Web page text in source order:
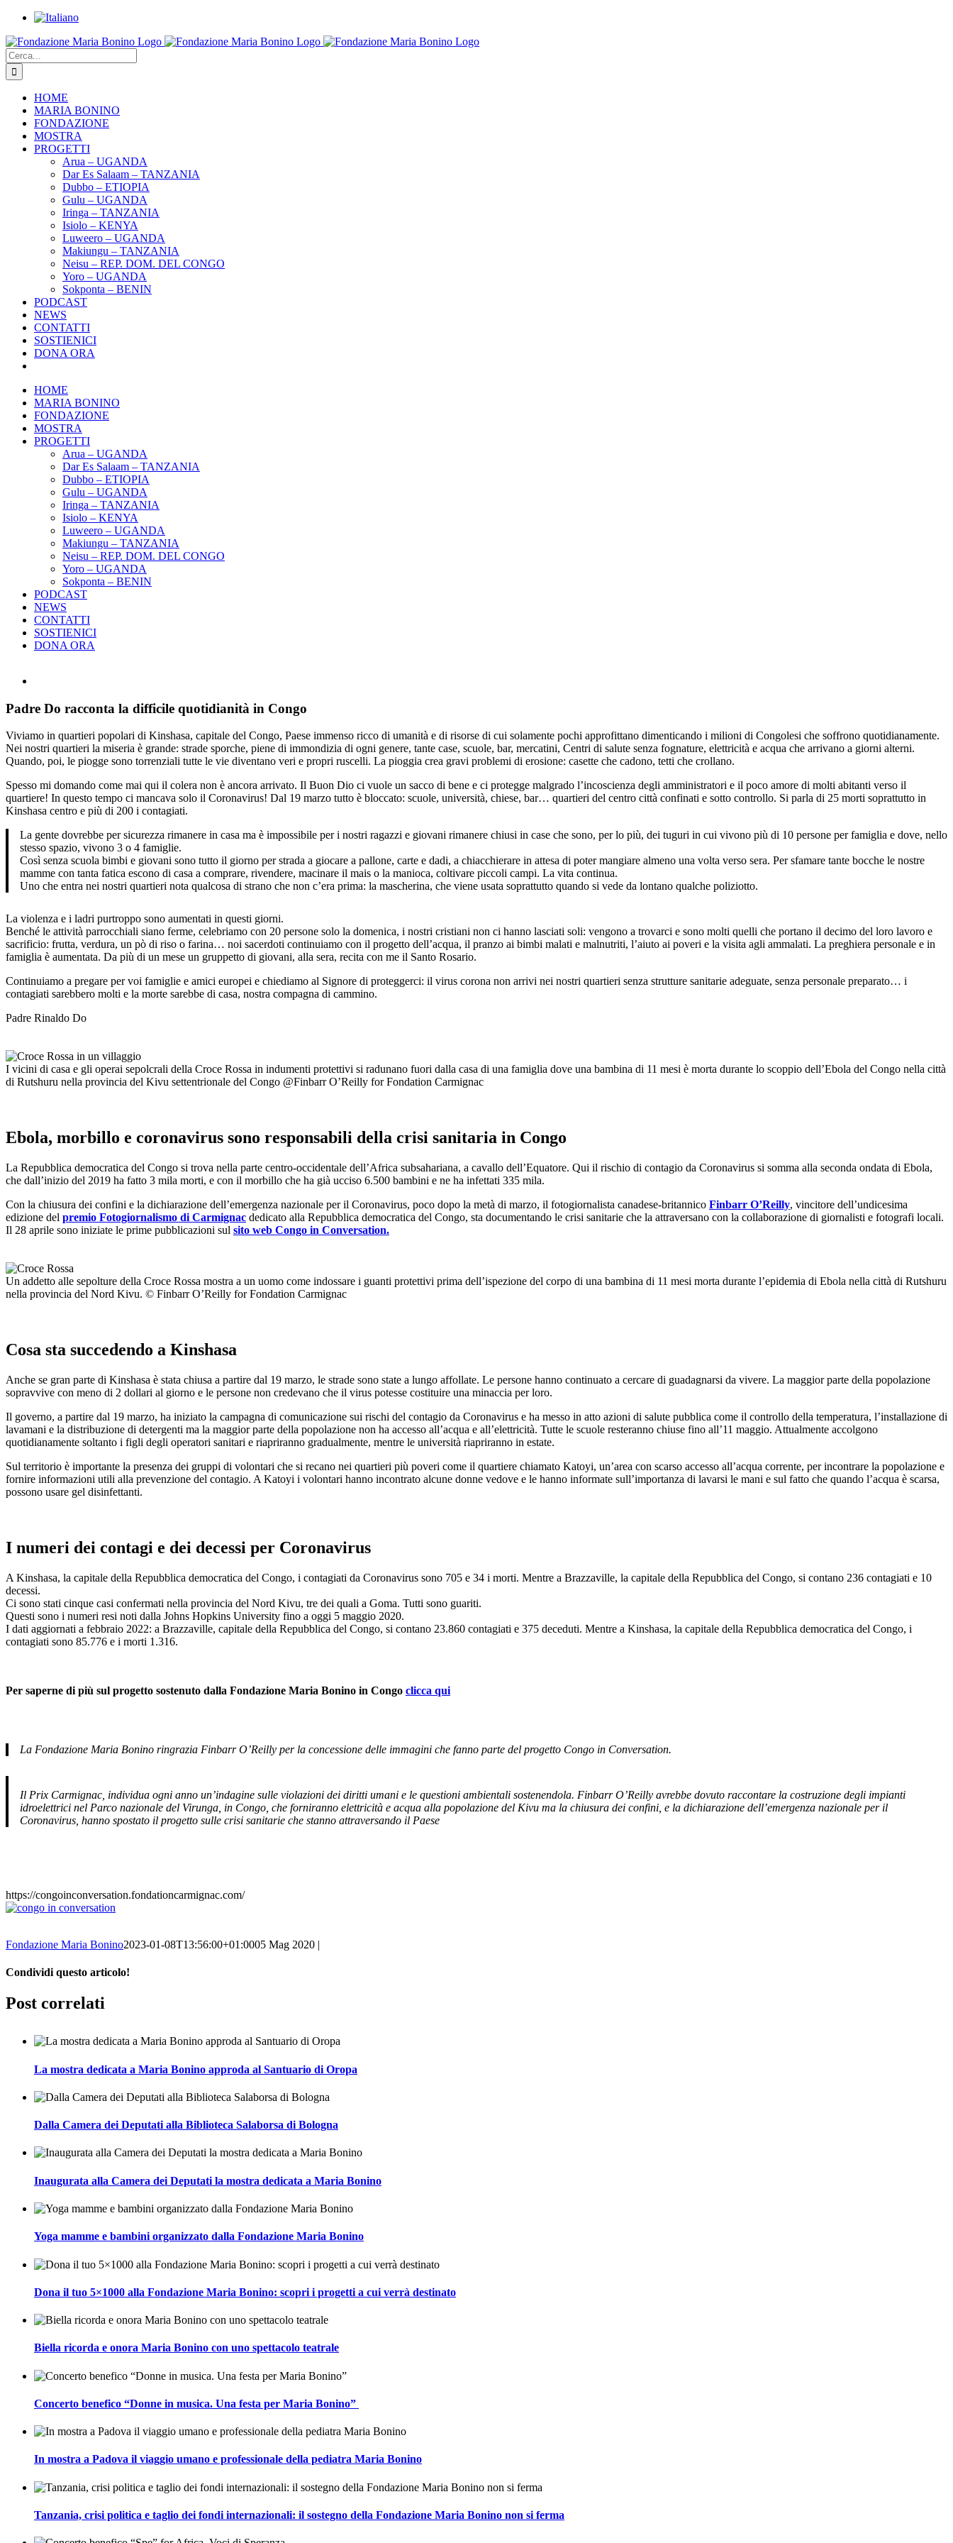
Salta
contenuto
Facebook
Instagram
YouTube
Twitter
Cerca
per:
HOME
MARIA BONINO
FONDAZIONE
MOSTRA
PROGETTI
Arua – UGANDA
Dar Es Salaam – TANZANIA
Dubbo – ETIOPIA
Gulu – UGANDA
Iringa – TANZANIA
Isiolo – KENYA
Luweero – UGANDA
Makiungu – TANZANIA
Neisu – REP. DOM. DEL CONGO
Yoro – UGANDA
Sokponta – BENIN
PODCAST
NEWS
CONTATTI
SOSTIENICI
DONA ORA
HOME
MARIA BONINO
FONDAZIONE
MOSTRA
PROGETTI
Arua – UGANDA
Dar Es Salaam – TANZANIA
Dubbo – ETIOPIA
Gulu – UGANDA
Iringa – TANZANIA
Isiolo – KENYA
Luweero – UGANDA
Makiungu – TANZANIA
Neisu – REP. DOM. DEL CONGO
Yoro – UGANDA
Sokponta – BENIN
PODCAST
NEWS
CONTATTI
SOSTIENICI
DONA ORA
Padre Do racconta la difficile quotidianità in Congo
Viviamo in quartieri popolari di Kinshasa, capitale del Congo, Paese immenso ricco di umanità e di risorse di cui solamente pochi approfittano dimenticando i milioni di Congolesi che soffrono quotidianamente.
Nei nostri quartieri la miseria è grande: strade sporche, piene di immondizia di ogni genere, tante case, scuole, bar, mercatini, Centri di salute senza fognature, elettricità e acqua che arrivano a giorni alterni.
Quando, poi, le piogge sono torrenziali tutte le vie diventano veri e propri ruscelli. La pioggia crea gravi problemi di erosione: casette che cadono, tetti che crollano.
Spesso mi domando come mai qui il colera non è ancora arrivato. Il Buon Dio ci vuole un sacco di bene e ci protegge malgrado l’incoscienza degli amministratori e il poco amore di molti abitanti verso il
quartiere! In questo tempo ci mancava solo il Coronavirus! Dal 19 marzo tutto è bloccato: scuole, università, chiese, bar… quartieri del centro città confinati e sotto controllo. Si parla di 25 morti soprattutto in
Kinshasa centro e più di 200 i contagiati.
La gente dovrebbe per sicurezza rimanere in casa ma è impossibile per i nostri ragazzi e giovani rimanere chiusi in case che sono, per lo più, dei tuguri in cui vivono più di 10 persone per famiglia e dove, nello
stesso spazio, vivono 3 o 4 famiglie.
Così senza scuola bimbi e giovani sono tutto il giorno per strada a giocare a pallone, carte e dadi, a chiacchierare in attesa di poter mangiare almeno una volta verso sera. Per sfamare tante bocche le nostre
mamme con tanta fatica escono di casa a comprare, rivendere, macinare il mais o la manioca, coltivare piccoli campi. La vita continua.
Uno che entra nei nostri quartieri nota qualcosa di strano che non c’era prima: la mascherina, che viene usata soprattutto quando si vede da lontano qualche poliziotto.
La violenza e i ladri purtroppo sono aumentati in questi giorni.
Benché le attività parrocchiali siano ferme, celebriamo con 20 persone solo la domenica, i nostri cristiani non ci hanno lasciati soli: vengono a trovarci e sono molti quelli che portano il decimo del loro lavoro e
sacrificio: frutta, verdura, un pò di riso o farina… noi sacerdoti continuiamo con il progetto dell’acqua, il pranzo ai bimbi malati e malnutriti, l’aiuto ai poveri e la visita agli ammalati. La preghiera personale e in
famiglia è aumentata. Da più di un mese un gruppetto di giovani, alla sera, recita con me il Santo Rosario.
Continuiamo a pregare per voi famiglie e amici europei e chiediamo al Signore di proteggerci: il virus corona non arrivi nei nostri quartieri senza strutture sanitarie adeguate, senza personale preparato… i
contagiati sarebbero molti e la morte sarebbe di casa, nostra compagna di cammino.
Padre Rinaldo Do
I vicini di casa e gli operai sepolcrali della Croce Rossa in indumenti protettivi si radunano fuori dalla casa di una famiglia dove una bambina di 11 mesi è morta durante lo scoppio dell’Ebola del Congo nella città
di Rutshuru nella provincia del Kivu settentrionale del Congo @Finbarr O’Reilly for Fondation Carmignac
Ebola, morbillo e coronavirus sono responsabili della crisi sanitaria in Congo
La Repubblica democratica del Congo si trova nella parte centro-occidentale dell’Africa subsahariana, a cavallo dell’Equatore. Qui il rischio di contagio da Coronavirus si somma alla seconda ondata di Ebola,
che dall’inizio del 2019 ha fatto 3 mila morti, e con il morbillo che ha già ucciso 6.500 bambini e ne ha infettati 335 mila.
Con la chiusura dei confini e la dichiarazione dell’emergenza nazionale per il Coronavirus, poco dopo la metà di marzo, il fotogiornalista canadese-britannico Finbarr O’Reilly, vincitore dell’undicesima
edizione del premio Fotogiornalismo di Carmignac dedicato alla Repubblica democratica del Congo, sta documentando le crisi sanitarie che la attraversano con la collaborazione di giornalisti e fotografi locali.
Il 28 aprile sono iniziate le prime pubblicazioni sul sito web Congo in Conversation.
Un addetto alle sepolture della Croce Rossa mostra a un uomo come indossare i guanti protettivi prima dell’ispezione del corpo di una bambina di 11 mesi morta durante l’epidemia di Ebola nella città di Rutshuru
nella provincia del Nord Kivu. © Finbarr O’Reilly for Fondation Carmignac
Cosa sta succedendo a Kinshasa
Anche se gran parte di Kinshasa è stata chiusa a partire dal 19 marzo, le strade sono state a lungo affollate. Le persone hanno continuato a cercare di guadagnarsi da vivere. La maggior parte della popolazione
sopravvive con meno di 2 dollari al giorno e le persone non credevano che il virus potesse costituire una minaccia per loro.
Il governo, a partire dal 19 marzo, ha iniziato la campagna di comunicazione sui rischi del contagio da Coronavirus e ha messo in atto azioni di salute pubblica come il controllo della temperatura, l’installazione di
lavamani e la distribuzione di detergenti ma la maggior parte della popolazione non ha accesso all’acqua e all’elettricità. Tutte le scuole resteranno chiuse fino all’11 maggio. Attualmente accolgono
quotidianamente soltanto i figli degli operatori sanitari e riapriranno gradualmente, mentre le università riapriranno in estate.
Sul territorio è importante la presenza dei gruppi di volontari che si recano nei quartieri più poveri come il quartiere chiamato Katoyi, un’area con scarso accesso all’acqua corrente, per incontrare la popolazione e
fornire informazioni utili alla prevenzione del contagio. A Katoyi i volontari hanno incontrato alcune donne vedove e le hanno informate sull’importanza di lavarsi le mani e sul fatto che quando l’acqua è scarsa,
possono usare gel disinfettanti.
I numeri dei contagi e dei decessi per Coronavirus
A Kinshasa, la capitale della Repubblica democratica del Congo, i contagiati da Coronavirus sono 705 e 34 i morti. Mentre a Brazzaville, la capitale della Repubblica del Congo, si contano 236 contagiati e 10
decessi.
Ci sono stati cinque casi confermati nella provincia del Nord Kivu, tre dei quali a Goma. Tutti sono guariti.
Questi sono i numeri resi noti dalla Johns Hopkins University fino a oggi 5 maggio 2020.
I dati aggiornati a febbraio 2022: a Brazzaville, capitale della Repubblica del Congo, si contano 23.860 contagiati e 375 deceduti. Mentre a Kinshasa, la capitale della Repubblica democratica del Congo, i
contagiati sono 85.776 e i morti 1.316.
Per saperne di più sul progetto sostenuto dalla Fondazione Maria Bonino in Congo clicca qui
La Fondazione Maria Bonino ringrazia Finbarr O’Reilly per la concessione delle immagini che fanno parte del progetto Congo in Conversation.
Il Prix Carmignac, individua ogni anno un’indagine sulle violazioni dei diritti umani e le questioni ambientali sostenendola. Finbarr O’Reilly avrebbe dovuto raccontare la costruzione degli impianti
idroelettrici nel Parco nazionale del Virunga, in Congo, che forniranno elettricità e acqua alla popolazione del Kivu ma la chiusura dei confini, e la dichiarazione dell’emergenza nazionale per il
Coronavirus, hanno spostato il progetto sulle crisi sanitarie che stanno attraversando il Paese
https://congoinconversation.fondationcarmignac.com/
Fondazione Maria Bonino2023-01-08T13:56:00+01:0005 Mag 2020 |
Condividi questo articolo!
Facebook
Twitter
LinkedIn
WhatsApp
Pinterest
Email
Post correlati
La mostra dedicata a Maria Bonino approda al Santuario di Oropa
Dalla Camera dei Deputati alla Biblioteca Salaborsa di Bologna
Inaugurata alla Camera dei Deputati la mostra dedicata a Maria Bonino
Yoga mamme e bambini organizzato dalla Fondazione Maria Bonino
Dona il tuo 5×1000 alla Fondazione Maria Bonino: scopri i progetti a cui verrà destinato
Biella ricorda e onora Maria Bonino con uno spettacolo teatrale
Concerto benefico “Donne in musica. Una festa per Maria Bonino”
In mostra a Padova il viaggio umano e professionale della pediatra Maria Bonino
Tanzania, crisi politica e taglio dei fondi internazionali: il sostegno della Fondazione Maria Bonino non si ferma